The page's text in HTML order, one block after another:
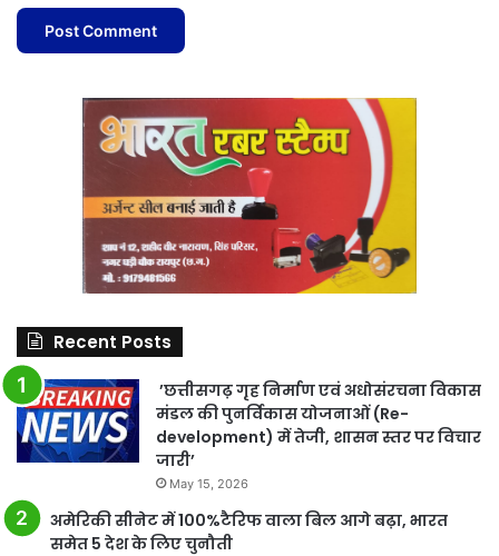
Recent Posts
’छत्तीसगढ़ गृह निर्माण एवं अधोसंरचना विकास
मंडल की पुनर्विकास योजनाओं (Re-
development) में तेजी, शासन स्तर पर विचार
जारी’
May 15, 2026
अमेरिकी सीनेट में 100%टैरिफ वाला बिल आगे बढ़ा, भारत
समेत 5 देश के लिए चुनौती